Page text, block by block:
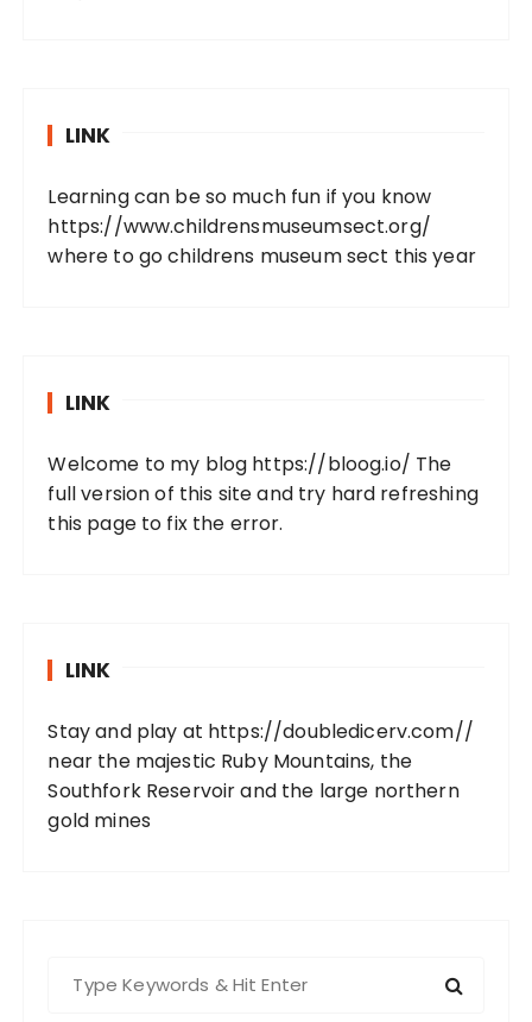
LINK
Learning can be so much fun if you know
https://www.childrensmuseumsect.org/
where to go childrens museum sect this year
LINK
Welcome to my blog https://bloog.io/ The
full version of this site and try hard refreshing
this page to fix the error.
LINK
Stay and play at https://doubledicerv.com//
near the majestic Ruby Mountains, the
Southfork Reservoir and the large northern
gold mines